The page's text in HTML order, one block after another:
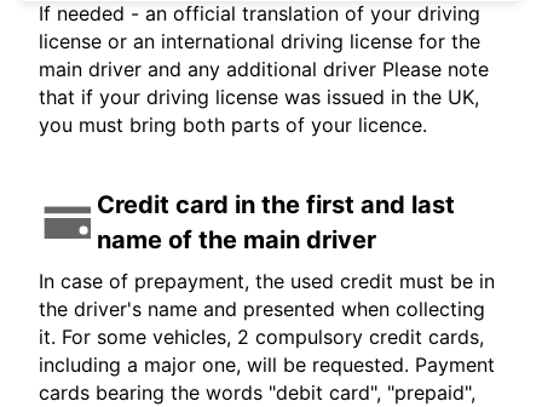
If needed - an official translation of your driving
license or an international driving license for the
main driver and any additional driver Please note
that if your driving license was issued in the UK,
you must bring both parts of your licence.
Credit card in the first and last
name of the main driver
In case of prepayment, the used credit must be in
the driver's name and presented when collecting
it. For some vehicles, 2 compulsory credit cards,
including a major one, will be requested. Payment
cards bearing the words "debit card", "prepaid",